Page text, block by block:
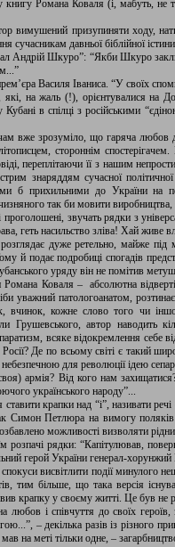
книгу Романа Коваля (і, мабуть,
вимушений призупиняти ходу,
сучасникам давньої біблійної
Андрій Шкуро”: “Якби Шкуро
Василя Іваниса. “У своїх
які, на жаль (!), орієнтувалися на
Кубані в спілці з російськими
вже зрозуміло, що гаряча любов
стороннім
переплітаючи її з нашим
знаряддям сучасної
б прихильними до України на
так би мовити
проголошені, звучать рядки з
геть насильство зліва! Хай
дуже ретельно, майже під
й подає подробиці спогадів
уряду він не помітив
Коваля – абсолютна
уважний патологоанатом,
вчинок, кожне слово того чи
Грушевського, автор наводить
всяке відокремлення
Де по всьому світі є такий
для революції ідею
армія? Від кого нам
українського народу”...
ставити крапки над “і”, називати
Симон Петлюра на вимогу
можливості визволяти
розпачі рядки: “Капітулював,
герой України генерал-
висвітлити події минулого
тим більше, що така версія
крапку у своєму житті. Це був
любов і співчуття до своїх
– декілька разів із різного
на меті тільки одне, –